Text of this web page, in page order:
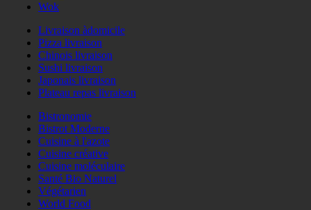
Wok
Livraison àdomicile
Pizza livraison
Chinois livraison
Sushi livraison
Japonais livraison
Plateau repas livraison
Bistronomie
Bistrot Moderne
Cuisine à l'azote
Cuisine créative
Cuisine moléculaire
Santé Bio Naturel
Végétarien
World Food